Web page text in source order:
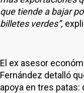
que tiende a bajar
billetes verdes”,
El ex asesor
Fernández detalló
apoya en tres patas: